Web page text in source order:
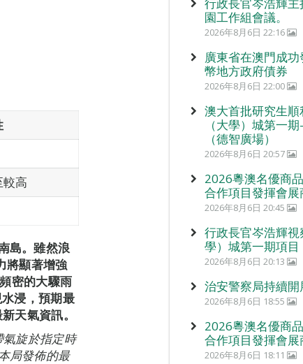
較高
島。雖然浪
將顯著增強
密的大驟雨
浸，預期最
天氣資訊。
旋於指定時
局發佈的最
園工作組會議。
2026年8月6日 22:16
廣東省在澳門成
幣地方政府債券
2026年8月6日 22:00
澳大首批研究生
（大學）城第一
（德智廣場）
2026年8月6日 20:57
2026粵澳名優商
合作項目發揮會
2026年8月6日 20:45
行政長官岑浩輝
學）城第一期項目
2026年8月6日 20:13
治安警察局持續開
2026年8月6日 18:55
2026粵澳名優商
合作項目發揮會
2026年8月6日 18:11